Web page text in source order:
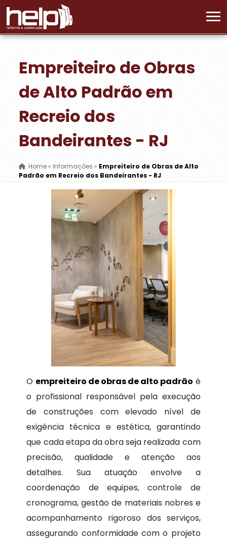
Empreiteiro de Obras
de Alto Padrão em
Recreio dos
Bandeirantes - RJ
Home»Informações » Empreiteiro de Obras de Alto
Padrão em Recreio dos Bandeirantes - RJ
O empreiteiro de obras de alto padrão é
o profissional responsável pela execução
de construções com elevado nível de
exigência técnica e estética, garantindo
que cada etapa da obra seja realizada com
precisão, qualidade e atenção aos
detalhes. Sua atuação envolve a
coordenação de equipes, controle de
cronograma, gestão de materiais nobres e
acompanhamento rigoroso dos serviços,
assegurando conformidade com o projeto